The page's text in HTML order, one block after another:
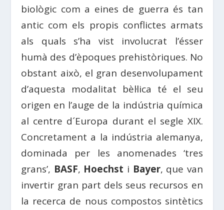
biològic com a eines de guerra és tan
antic com els propis conflictes armats
als quals s’ha vist involucrat l’ésser
humà des d’èpoques prehistòriques. No
obstant això, el gran desenvolupament
d’aquesta modalitat bèl·lica té el seu
origen en l’auge de la indústria química
al centre d´Europa durant el segle XIX.
Concretament a la indústria alemanya,
dominada per les anomenades ‘tres
grans’, BASF, Hoechst i Bayer, que van
invertir gran part dels seus recursos en
la recerca de nous compostos sintètics